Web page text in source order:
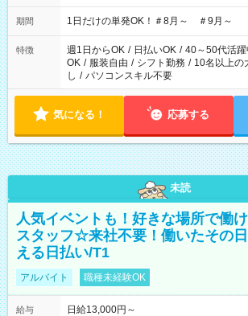
▼18:00～21:00
期間 1日だけの単発OK！＃8月～ ＃9月～
特徴 週1日からOK / 日払いOK / 40～50代活躍
OK / 服装自由 / シフト勤務 / 10名以上の
し / パソコンスキル不要
気になる！ 応募する
未読
人気イベントも！好きな場所で働
スタッフ☆来社不要！働いたその
える日払い/T1
アルバイト 職種未経験OK
給与
日給13,000円～